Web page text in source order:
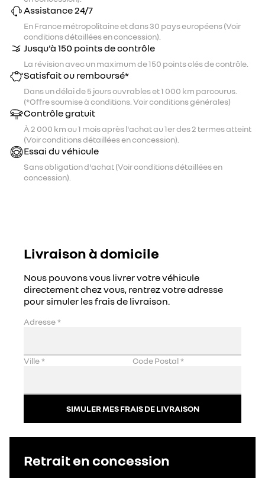
Assistance 24/7
En France métropolitaine et dans 30 pays européens (Voir
conditions détaillées en concession).
Jusqu'à 150 points de contrôle
La révision avec un maximum de 150 points clés de contrôle.
Satisfait ou remboursé*
Dans un délai de 5 jours ouvrables et 1 000 km parcourus.
(*Offre soumise à conditions. Voir conditions générales)
Contrôle gratuit
À 2 000 km ou 1 mois après l'achat au 1er des 2 termes atteint
(Voir conditions détaillées en concession).
Essai du véhicule
Sans obligation d'achat (Voir conditions détaillées en
concession).
Livraison à domicile
Nous pouvons vous livrer votre véhicule
directement chez vous, rentrez votre adresse
pour simuler les frais de livraison.
Adresse*
Ville* Code Postal*
SIMULER MES FRAIS DE LIVRAISON
Retrait en concession